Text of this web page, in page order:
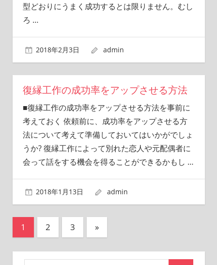
型どおりにうまく成功するとは限りません。むし
ろ …
2018年2月3日 admin
復縁工作の成功率をアップさせる方法
■復縁工作の成功率をアップさせる方法を事前に
考えておく 依頼前に、成功率をアップさせる方
法について考えて準備しておいてはいかがでしょ
うか? 復縁工作によって別れた恋人や元配偶者に
会って話をする機会を得ることができるかもし …
2018年1月13日 admin
投
稿
1 2 3
次
の
記
»